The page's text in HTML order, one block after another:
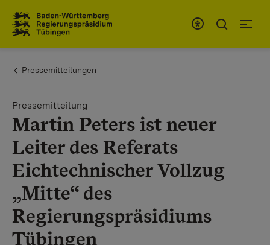
You are here:
Pressemitteilungen
Pressemitteilung
Martin Peters ist neuer
Leiter des Referats
Eichtechnischer Vollzug
„Mitte“ des
Regierungspräsidiums
Tübingen